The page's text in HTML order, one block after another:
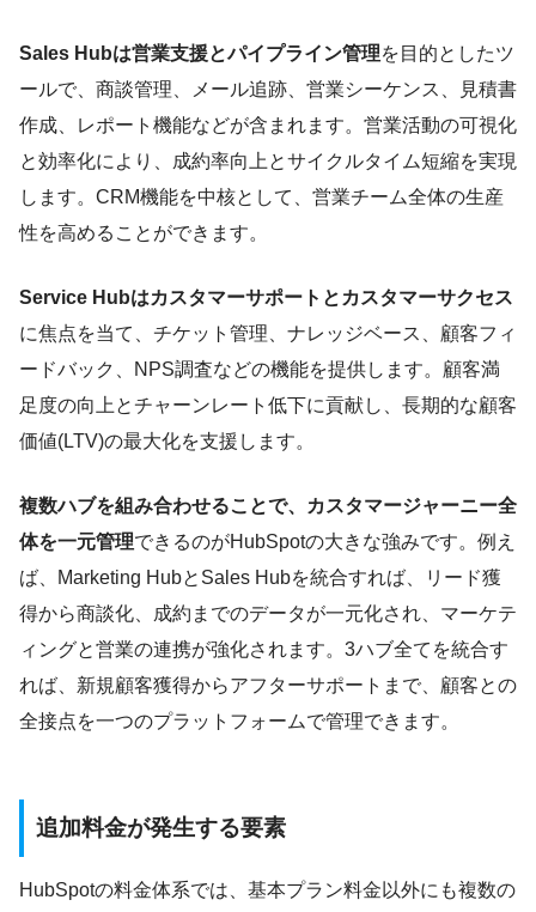
Sales Hubは営業支援とパイプライン管理を目的としたツ
ールで、商談管理、メール追跡、営業シーケンス、見積書
作成、レポート機能などが含まれます。営業活動の可視化
と効率化により、成約率向上とサイクルタイム短縮を実現
します。CRM機能を中核として、営業チーム全体の生産
性を高めることができます。
Service Hubはカスタマーサポートとカスタマーサクセス
に焦点を当て、チケット管理、ナレッジベース、顧客フィ
ードバック、NPS調査などの機能を提供します。顧客満
足度の向上とチャーンレート低下に貢献し、長期的な顧客
価値(LTV)の最大化を支援します。
複数ハブを組み合わせることで、カスタマージャーニー全
体を一元管理できるのがHubSpotの大きな強みです。例え
ば、Marketing HubとSales Hubを統合すれば、リード獲
得から商談化、成約までのデータが一元化され、マーケテ
ィングと営業の連携が強化されます。3ハブ全てを統合す
れば、新規顧客獲得からアフターサポートまで、顧客との
全接点を一つのプラットフォームで管理できます。
追加料金が発生する要素
HubSpotの料金体系では、基本プラン料金以外にも複数の